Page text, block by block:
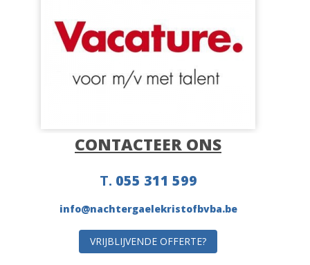
CONTACTEER ONS
T. 055 311 599
info@nachtergaelekristofbvba.be
VRIJBLIJVENDE OFFERTE?